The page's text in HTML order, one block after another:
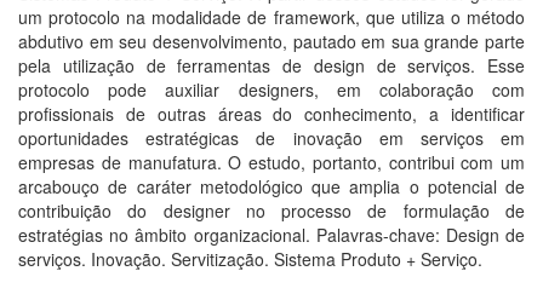
um protocolo na modalidade de framework, que utiliza o método
abdutivo em seu desenvolvimento, pautado em sua grande parte
pela utilização de ferramentas de design de serviços. Esse
protocolo pode auxiliar designers, em colaboração com
profissionais de outras áreas do conhecimento, a identificar
oportunidades estratégicas de inovação em serviços em
empresas de manufatura. O estudo, portanto, contribui com um
arcabouço de caráter metodológico que amplia o potencial de
contribuição do designer no processo de formulação de
estratégias no âmbito organizacional. Palavras-chave: Design de
serviços. Inovação. Servitização. Sistema Produto + Serviço.